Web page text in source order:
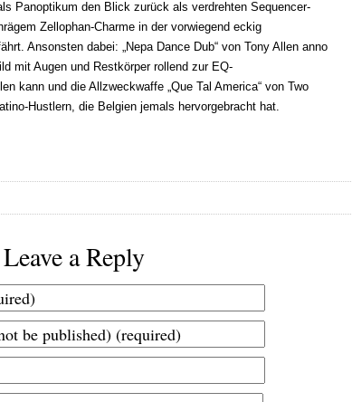
Panoptikum den Blick zurück als verdrehten Sequencer-
Zellophan-Charme in der vorwiegend eckig
Ansonsten dabei: „Nepa Dance Dub“ von Tony Allen anno
mit Augen und Restkörper rollend zur EQ-
kann und die Allzweckwaffe „Que Tal America“ von Two
Hustlern, die Belgien jemals hervorgebracht hat.
Leave a Reply